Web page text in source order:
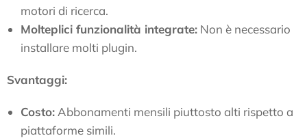
motori di ricerca.
Molteplici funzionalità integrate: Non è necessario
installare molti plugin.
Svantaggi:
Costo: Abbonamenti mensili piuttosto alti rispetto a
piattaforme simili.